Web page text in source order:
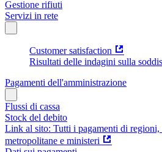
Gestione rifiuti
Servizi in rete
Customer satisfaction
Risultati delle indagini sulla
Pagamenti dell'amministrazione
Flussi di cassa
Stock del debito
Link al sito: Tutti i pagamenti di
metropolitane e ministeri